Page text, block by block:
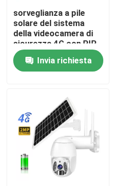
Contattaci
Notizie
Chiedi un preventivo
Videocamera di
Videocamere di
sorveglianza a pile
solare del sistema
della videocamera di
sicurezza 4G con PIR
Detection astuto
Invia richiesta